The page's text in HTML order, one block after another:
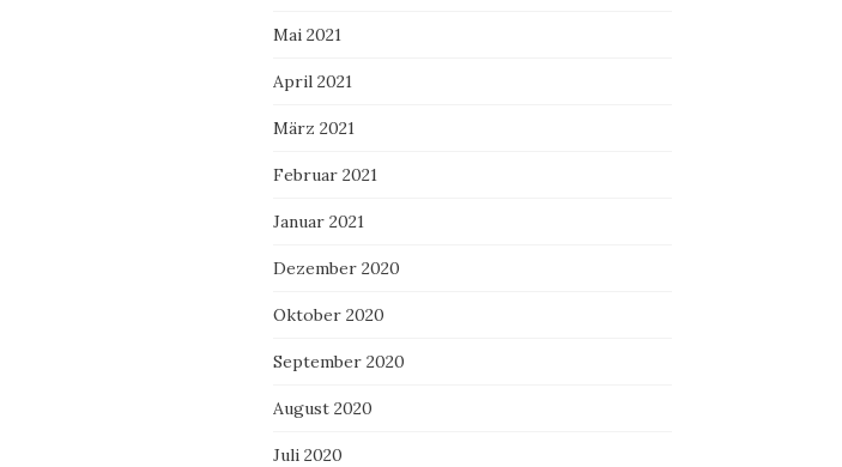
Mai 2021
April 2021
März 2021
Februar 2021
Januar 2021
Dezember 2020
Oktober 2020
September 2020
August 2020
Juli 2020